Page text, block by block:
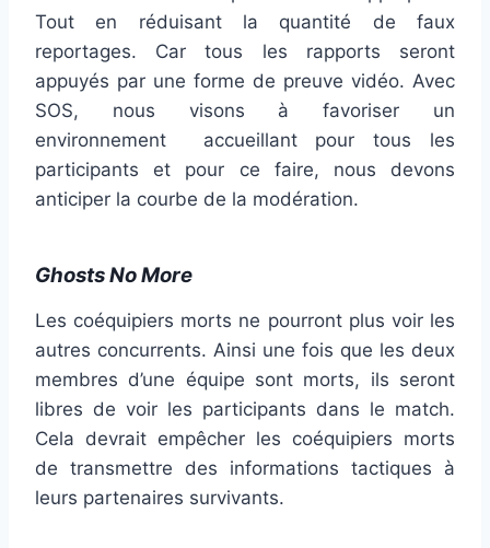
Tout en réduisant la quantité de faux
reportages. Car tous les rapports seront
appuyés par une forme de preuve vidéo. Avec
SOS, nous visons à favoriser un
environnement accueillant pour tous les
participants et pour ce faire, nous devons
anticiper la courbe de la modération.
Ghosts No More
Les coéquipiers morts ne pourront plus voir les
autres concurrents. Ainsi une fois que les deux
membres d’une équipe sont morts, ils seront
libres de voir les participants dans le match.
Cela devrait empêcher les coéquipiers morts
de transmettre des informations tactiques à
leurs partenaires survivants.